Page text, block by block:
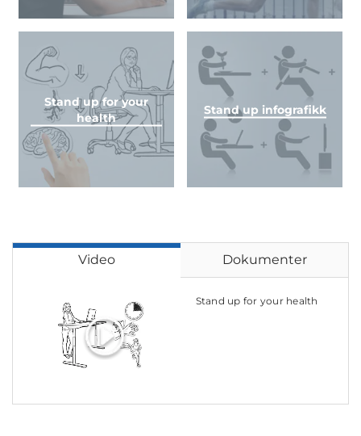
Stand up for your
health
Stand up infografikk
Video Dokumenter
Stand up for your health